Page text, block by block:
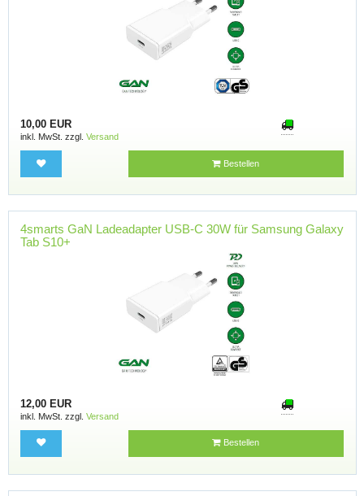
10,00 EUR
inkl. MwSt. zzgl. Versand
Bestellen
4smarts GaN Ladeadapter USB-C 30W für Samsung Galaxy
Tab S10+
12,00 EUR
inkl. MwSt. zzgl. Versand
Bestellen